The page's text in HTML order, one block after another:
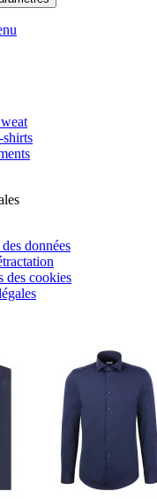
données
des cookies